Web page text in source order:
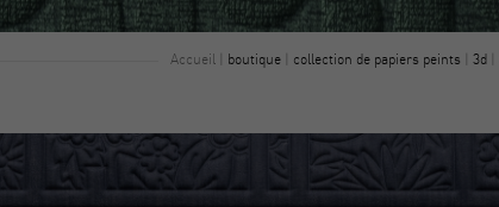
Accueil| boutique| collection de papiers peints 3d|